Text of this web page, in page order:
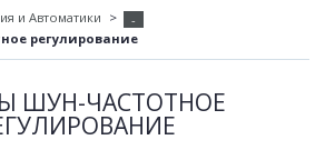
и Автоматики
-
регулирование
ШУН-ЧАСТОТНОЕ